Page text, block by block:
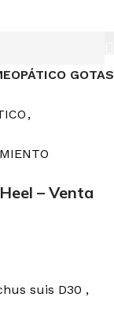
GOTAS
,
– Venta
suis D30 ,